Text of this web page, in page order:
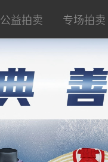
公益拍卖 专场拍卖